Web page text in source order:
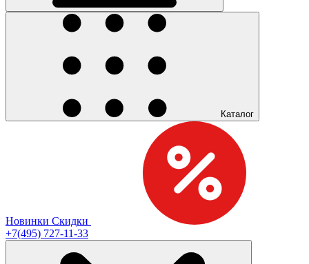
Каталог
Новинки Скидки
+7(495) 727-11-33